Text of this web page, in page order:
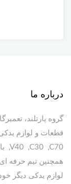
درباره ما
گروه پارتلند،
,V40 ,C30 ,C70 با تضمین کیفیت و بهترین قیمت می‌باشد.
همچنین تیم حرفه
لوازم یدکی دیگر